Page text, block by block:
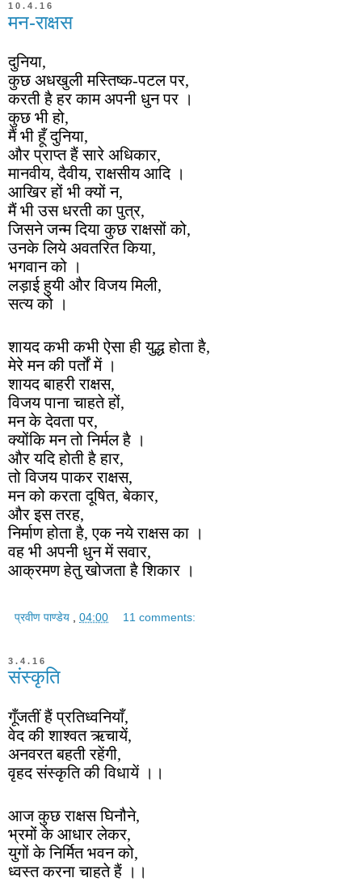
10.4.16
मन-राक्षस
दुनिया,
कुछ अधखुली मस्तिष्क-पटल पर,
करती है हर काम अपनी धुन पर ।
कुछ भी हो,
मैं भी हूँ दुनिया,
और प्राप्त हैं सारे अधिकार,
मानवीय, दैवीय, राक्षसीय आदि ।
आखिर हों भी क्यों न,
मैं भी उस धरती का पुत्र,
जिसने जन्म दिया कुछ राक्षसों को,
उनके लिये अवतरित किया,
भगवान को ।
लड़ाई हुयी और विजय मिली,
सत्य को ।
शायद कभी कभी ऐसा ही युद्ध होता है,
मेरे मन की पर्तों में ।
शायद बाहरी राक्षस,
विजय पाना चाहते हों,
मन के देवता पर,
क्योंकि मन तो निर्मल है ।
और यदि होती है हार,
तो विजय पाकर राक्षस,
मन को करता दूषित, बेकार,
और इस तरह,
निर्माण होता है, एक नये राक्षस का ।
वह भी अपनी धुन में सवार,
आक्रमण हेतु खोजता है शिकार ।
प्रवीण पाण्डेय , 04:00 11 comments:
3.4.16
संस्कृति
गूँजतीं हैं प्रतिध्वनियाँ,
वेद की शाश्वत ऋचायें,
अनवरत बहती रहेंगी,
वृहद संस्कृति की विधायें ।।
आज कुछ राक्षस घिनौने,
भ्रमों के आधार लेकर,
युगों के निर्मित भवन को,
ध्वस्त करना चाहते हैं ।।